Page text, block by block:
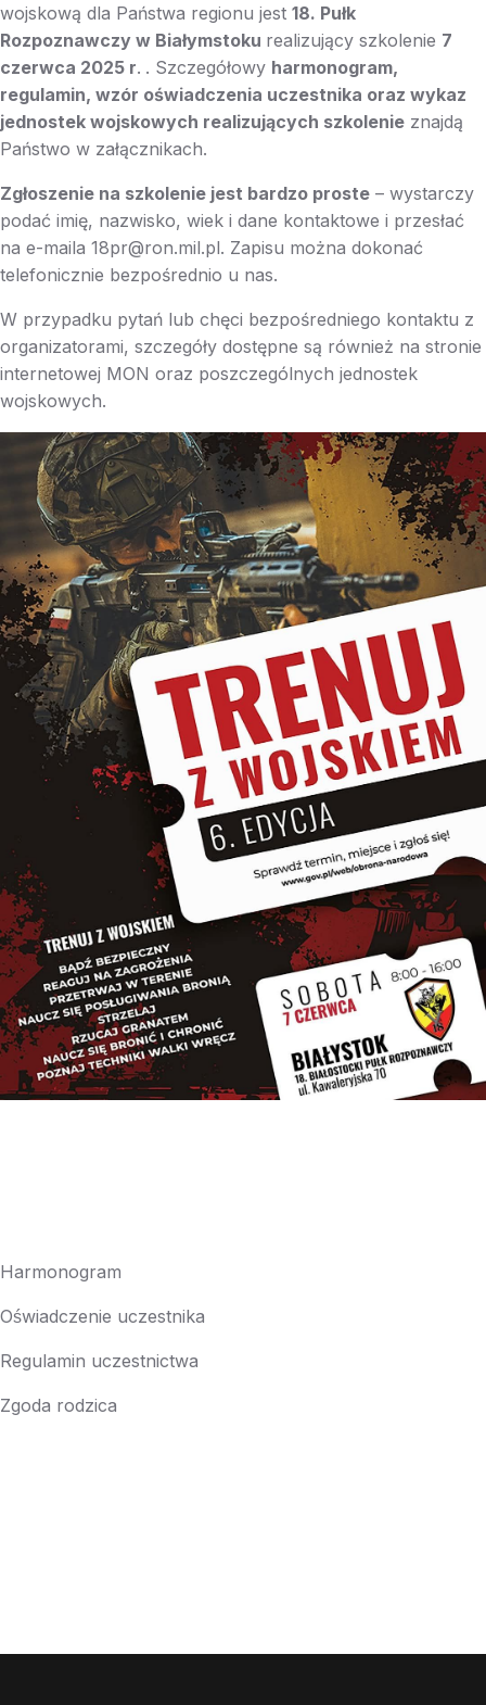
wojskową dla Państwa regionu jest 18. Pułk
Rozpoznawczy w Białymstoku realizujący szkolenie 7
czerwca 2025 r. . Szczegółowy harmonogram,
regulamin, wzór oświadczenia uczestnika oraz wykaz
jednostek wojskowych realizujących szkolenie znajdą
Państwo w załącznikach.
Zgłoszenie na szkolenie jest bardzo proste – wystarczy
podać imię, nazwisko, wiek i dane kontaktowe i przesłać
na e-maila 18pr@ron.mil.pl. Zapisu można dokonać
telefonicznie bezpośrednio u nas.
W przypadku pytań lub chęci bezpośredniego kontaktu z
organizatorami, szczegóły dostępne są również na stronie
internetowej MON oraz poszczególnych jednostek
wojskowych.
Harmonogram
Oświadczenie uczestnika
Regulamin uczestnictwa
Zgoda rodzica